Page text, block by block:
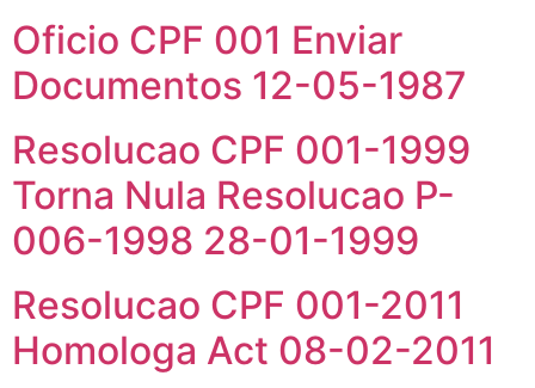
Oficio CPF 001 Enviar
Documentos 12-05-1987
Resolucao CPF 001-1999
Torna Nula Resolucao P-
006-1998 28-01-1999
Resolucao CPF 001-2011
Homologa Act 08-02-2011